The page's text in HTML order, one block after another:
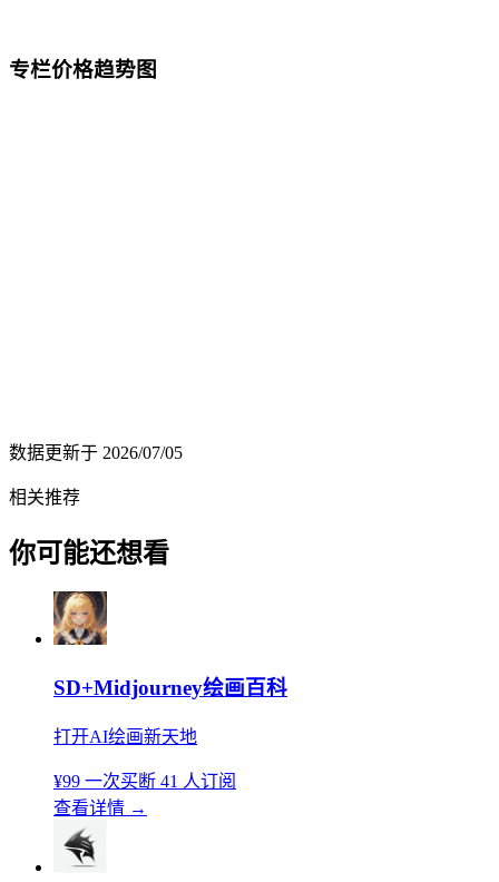
专栏价格趋势图
数据更新于 2026/07/05
相关推荐
你可能还想看
SD+Midjourney绘画百科
打开AI绘画新天地
¥99 一次买断 41 人订阅
查看详情 →